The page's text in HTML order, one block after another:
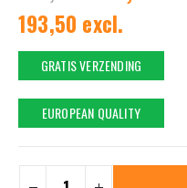
193,50 excl.
GRATIS VERZENDING
EUROPEAN QUALITY